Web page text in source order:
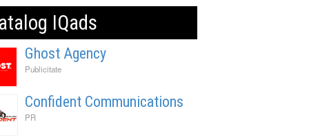
IQads
Ghost Agency
Publicitate
Confident Communications
PR